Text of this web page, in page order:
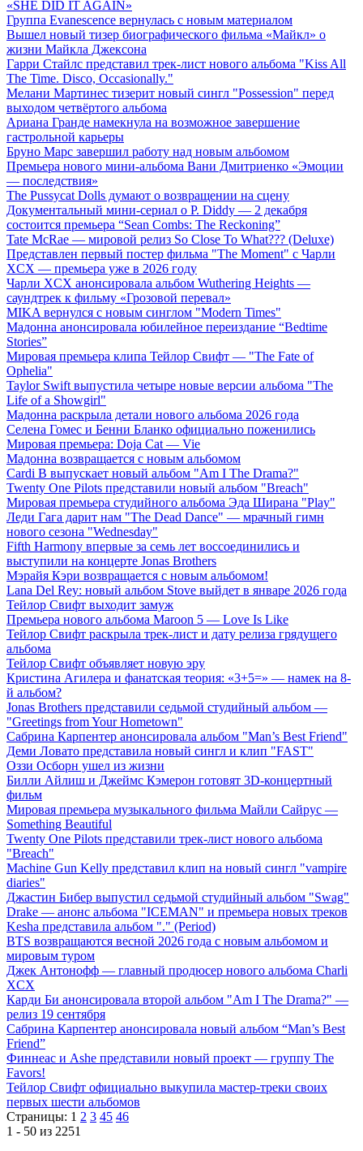
«SHE DID IT AGAIN»
Группа Evanescence вернулась с новым материалом
Вышел новый тизер биографического фильма «Майкл» о
жизни Майкла Джексона
Гарри Стайлс представил трек-лист нового альбома "Kiss All
The Time. Disco, Occasionally."
Мелани Мартинес тизерит новый сингл "Possession" перед
выходом четвёртого альбома
Ариана Гранде намекнула на возможное завершение
гастрольной карьеры
Бруно Марс завершил работу над новым альбомом
Премьера нового мини-альбома Вани Дмитриенко «Эмоции
— последствия»
The Pussycat Dolls думают о возвращении на сцену
Документальный мини-сериал о P. Diddy — 2 декабря
состоится премьера “Sean Combs: The Reckoning”
Tate McRae — мировой релиз So Close To What??? (Deluxe)
Представлен первый постер фильма "The Moment" с Чарли
XCX — премьера уже в 2026 году
Чарли XCX анонсировала альбом Wuthering Heights —
саундтрек к фильму «Грозовой перевал»
MIKA вернулся с новым синглом "Modern Times"
Мадонна анонсировала юбилейное переиздание “Bedtime
Stories”
Мировая премьера клипа Тейлор Свифт — "The Fate of
Ophelia"
Taylor Swift выпустила четыре новые версии альбома "The
Life of a Showgirl"
Мадонна раскрыла детали нового альбома 2026 года
Селена Гомес и Бенни Бланко официально поженились
Мировая премьера: Doja Cat — Vie
Мадонна возвращается с новым альбомом
Cardi B выпускает новый альбом "Am I The Drama?"
Twenty One Pilots представили новый альбом "Breach"
Мировая премьера студийного альбома Эда Ширана "Play"
Леди Гага дарит нам "The Dead Dance" — мрачный гимн
нового сезона "Wednesday"
Fifth Harmony впервые за семь лет воссоединились и
выступили на концерте Jonas Brothers
Мэрайя Кэри возвращается с новым альбомом!
Lana Del Rey: новый альбом Stove выйдет в январе 2026 года
Тейлор Свифт выходит замуж
Премьера нового альбома Maroon 5 — Love Is Like
Тейлор Свифт раскрыла трек-лист и дату релиза грядущего
альбома
Тейлор Свифт объявляет новую эру
Кристина Агилера и фанатская теория: «3+5=» — намек на 8-
й альбом?
Jonas Brothers представили седьмой студийный альбом —
"Greetings from Your Hometown"
Сабрина Карпентер анонсировала альбом "Man’s Best Friend"
Деми Ловато представила новый сингл и клип "FAST"
Оззи Осборн ушел из жизни
Билли Айлиш и Джеймс Кэмерон готовят 3D-концертный
фильм
Мировая премьера музыкального фильма Майли Сайрус —
Something Beautiful
Twenty One Pilots представили трек-лист нового альбома
"Breach"
Machine Gun Kelly представил клип на новый сингл "vampire
diaries"
Джастин Бибер выпустил седьмой студийный альбом "Swag"
Drake — анонс альбома "ICEMAN" и премьера новых треков
Kesha представила альбом "." (Period)
BTS возвращаются весной 2026 года с новым альбомом и
мировым туром
Джек Антонофф — главный продюсер нового альбома Charli
XCX
Карди Би анонсировала второй альбом "Am I The Drama?" —
релиз 19 сентября
Сабрина Карпентер анонсировала новый альбом “Man’s Best
Friend”
Финнеас и Ashe представили новый проект — группу The
Favors!
Тейлор Свифт официально выкупила мастер-треки своих
первых шести альбомов
Страницы: 1 2 3 45 46
1 - 50 из 2251